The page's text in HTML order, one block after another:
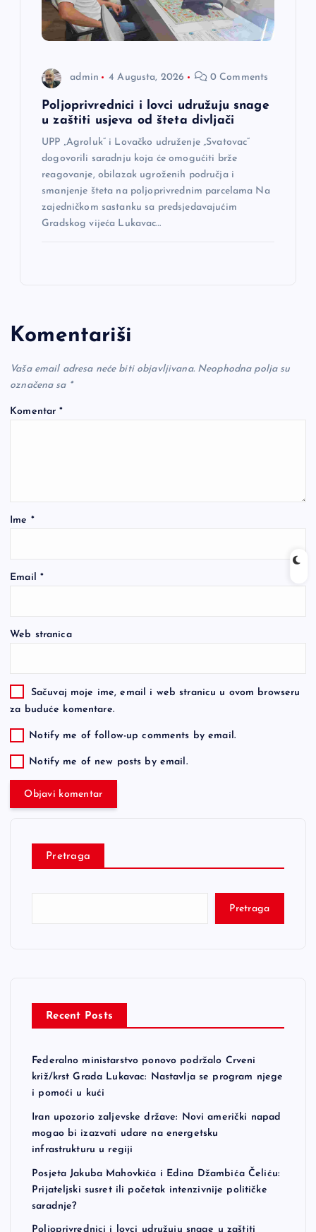
admin 4 Augusta, 2026 0 Comments
Poljoprivrednici i lovci udružuju snage
u zaštiti usjeva od šteta divljači
UPP „Agroluk“ i Lovačko udruženje „Svatovac“
dogovorili saradnju koja će omogućiti brže
reagovanje, obilazak ugroženih područja i
smanjenje šteta na poljoprivrednim parcelama Na
zajedničkom sastanku sa predsjedavajućim
Gradskog vijeća Lukavac…
Komentariši
Vaša email adresa neće biti objavljivana. Neophodna polja su
označena sa *
Komentar*
Ime *
Email *
Web stranica
Sačuvaj moje ime, email i web stranicu u ovom browseru
za buduće komentare.
Notify me of follow-up comments by email.
Notify me of new posts by email.
Pretraga
Pretraga
Recent Posts
Federalno ministarstvo ponovo podržalo Crveni
križ/krst Grada Lukavac: Nastavlja se program njege
i pomoći u kući
Iran upozorio zaljevske države: Novi američki napad
mogao bi izazvati udare na energetsku
infrastrukturu u regiji
Posjeta Jakuba Mahovkića i Edina Džambića Čeliću:
Prijateljski susret ili početak intenzivnije političke
saradnje?
Poljoprivrednici i lovci udružuju snage u zaštiti